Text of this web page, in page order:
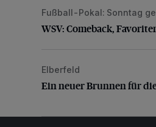
WSV: Comeback,
Fußball-Pokal: Sonntag
WSV: Comeback,
Ein neuer Brunnen für die
Elberfeld
Ein neuer Brunnen für